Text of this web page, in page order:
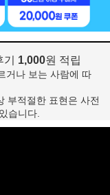
1,000원 적립
거나 보는 사람에 따
부적절한 표현은 사전
습니다.